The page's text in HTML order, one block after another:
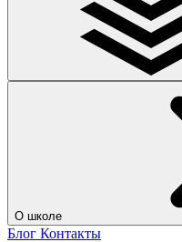
О школе
Блог Контакты